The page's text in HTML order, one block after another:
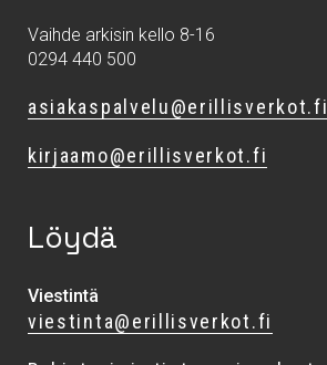
Vaihde arkisin kello 8-16
0294 440 500
asiakaspalvelu@erillisverkot.fi
kirjaamo@erillisverkot.fi
Löydä
Viestintä
viestinta@erillisverkot.fi